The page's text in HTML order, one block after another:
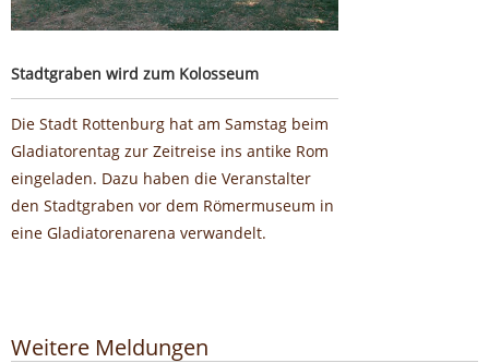
Stadtgraben wird zum Kolosseum
Die Stadt Rottenburg hat am Samstag beim
Gladiatorentag zur Zeitreise ins antike Rom
eingeladen. Dazu haben die Veranstalter
den Stadtgraben vor dem Römermuseum in
eine Gladiatorenarena verwandelt.
Weitere Meldungen